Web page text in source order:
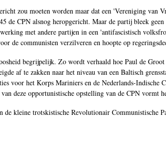
zou moeten worden maar dat een 'Vereniging van
CPN alsnog heropgericht. Maar de partij bleek
met andere partijen in een 'antifascistisch
de communisten verzilveren en hoopte op
begrijpelijk. Zo wordt verhaald hoe Paul de
af te zakken naar het niveau van een Baltisch
voor het Korps Mariniers en de Nederlands-
deze opportunistische opstelling van de CPN vormt
kleine trotskistische Revolutionair Communistische